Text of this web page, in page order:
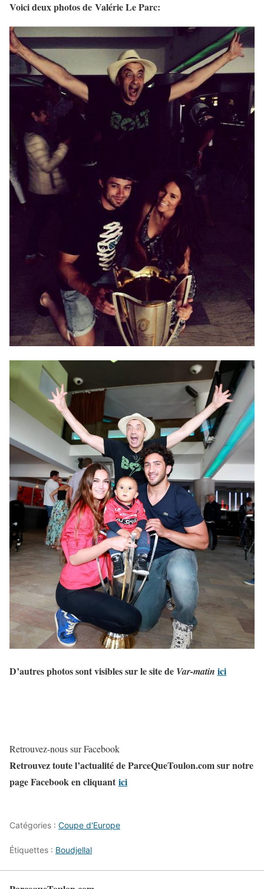
Voici deux photos de Valérie Le Parc:
D’autres photos sont visibles sur le site de Var-matin ici
Retrouvez-nous sur Facebook
Retrouvez toute l’actualité de ParceQueToulon.com sur notre
page Facebook en cliquant ici
Catégories : Coupe d'Europe
Étiquettes : Boudjellal